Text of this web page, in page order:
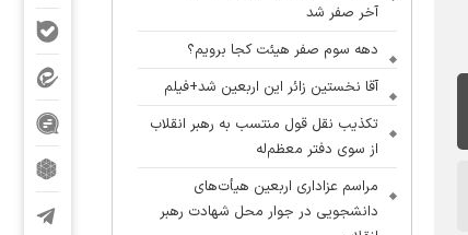
آخر صفر شد
دهه سوم صفر هیئت کجا برویم؟
آقا نخستین زائر این اربعین شد+فیلم
تکذیب نقل قول منتسب به رهبر انقلاب
از سوی دفتر معظم‌له
مراسم عزاداری اربعین هیأت‌های
دانشجویی در جوار محل شهادت رهبر